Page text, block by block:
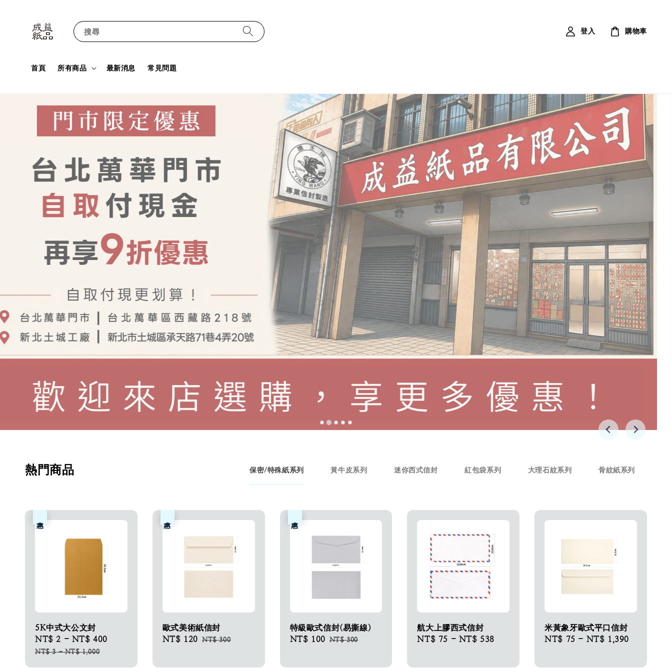
搜尋
首頁 所有商品 最新消息 常見問題
登入 購物車
熱門商品 保密/特殊紙系列 黃牛皮系列 迷你西式信封 紅包袋系列 大理石紋系列 骨紋紙系列
5K中式大公文封
Sale
price
NT$ 2 - NT$ 400
NT$ 3-NT$ 1,000
歐式美術紙信封
Sale
NT$ 120 Regular
NT$ 300
特級歐式信封(易撕線)
Sale
NT$ 100 Regular
NT$ 300
航大上膠西式信封
Regular
NT$ 75 - NT$ 538
米黃象牙歐式平口信封
Regular
NT$ 75 - NT$ 1,390